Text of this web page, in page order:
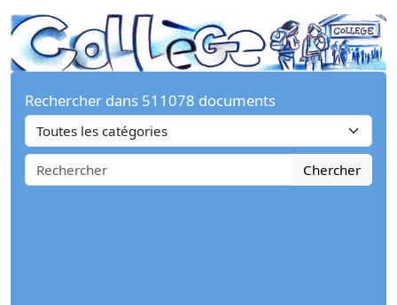
Rechercher dans 511078 documents
Chercher